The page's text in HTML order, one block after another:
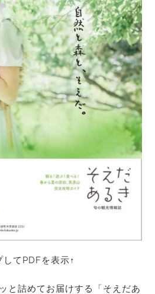
してPDFを表示↑
と詰めてお届けする「そえだあ